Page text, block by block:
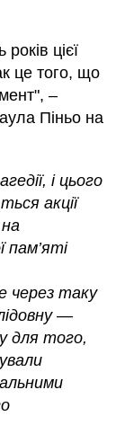
цієї
це того, що
–
Піньо на
і цього
акції
пам’яті
через таку
—
для того,